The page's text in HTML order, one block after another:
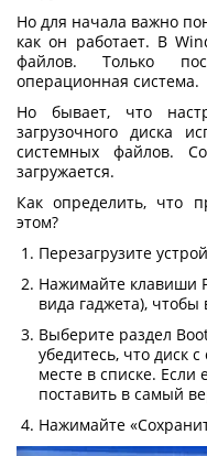
Но для начала важно
как он работает. В
файлов. Только
операционная система.
Но бывает, что
загрузочного диска
системных файлов.
загружается.
Как определить, что
этом?
Перезагрузите
Нажимайте клавиши
вида гаджета),
Выберите раздел
убедитесь, что диск
месте в списке. Если
поставить в самый
Нажимайте